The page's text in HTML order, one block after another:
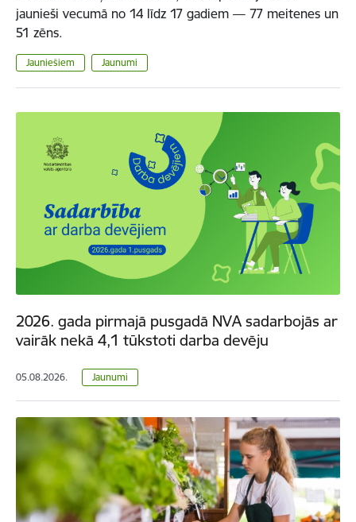
jaunieši vecumā no 14 līdz 17 gadiem — 77 meitenes un
51 zēns.
Jauniešiem Jaunumi
2026. gada pirmajā pusgadā NVA sadarbojās ar
vairāk nekā 4,1 tūkstoti darba devēju
05.08.2026. Jaunumi